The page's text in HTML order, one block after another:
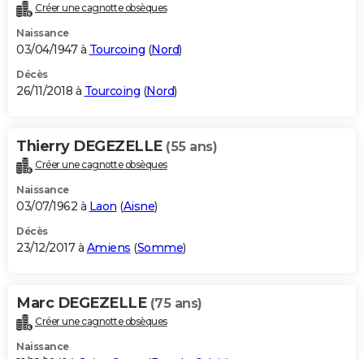
Créer une cagnotte obsèques
Naissance
03/04/1947 à Tourcoing (Nord)
Décès
26/11/2018 à Tourcoing (Nord)
Thierry DEGEZELLE (55 ans)
Créer une cagnotte obsèques
Naissance
03/07/1962 à Laon (Aisne)
Décès
23/12/2017 à Amiens (Somme)
Marc DEGEZELLE (75 ans)
Créer une cagnotte obsèques
Naissance